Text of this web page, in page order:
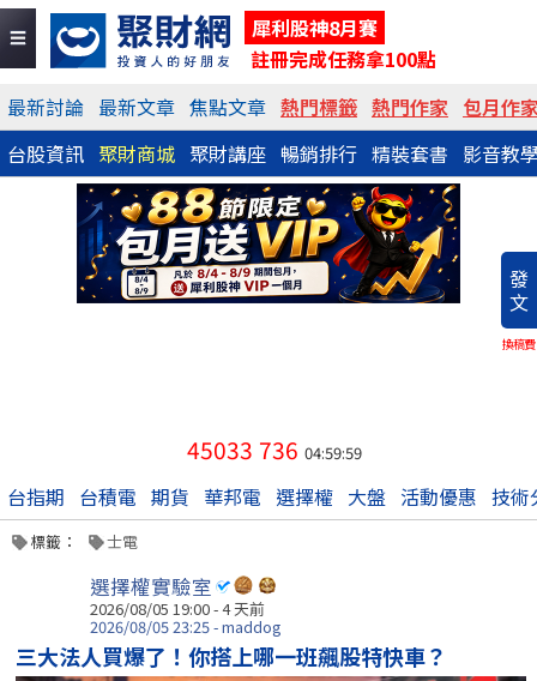
犀利股神8月賽
註冊完成任務拿100點
最新討論 最新文章 焦點文章 熱門標籤 熱門作家 包月作
台股資訊 聚財商城 聚財講座 暢銷排行 精裝套書 影音教
發
文
換稿費
45033 736 04:59:59
台指期 台積電 期貨 華邦電 選擇權 大盤 活動優惠 技術
標籤： 士電
選擇權實驗室
2026/08/05 19:00 - 4 天前
2026/08/05 23:25 - maddog
三大法人買爆了！你搭上哪一班飆股特快車？